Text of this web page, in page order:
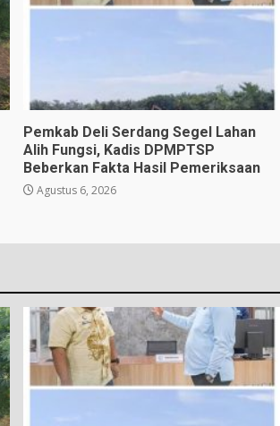
Pemkab Deli Serdang Segel Lahan
Alih Fungsi, Kadis DPMPTSP
Beberkan Fakta Hasil Pemeriksaan
Agustus 6, 2026